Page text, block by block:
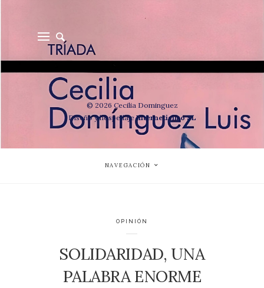
© 2026 Cecilia Dominguez
Diseño y hospedajeInternetisimo SL
NAVEGACIÓN
OPINIÓN
SOLIDARIDAD, UNA
PALABRA ENORME